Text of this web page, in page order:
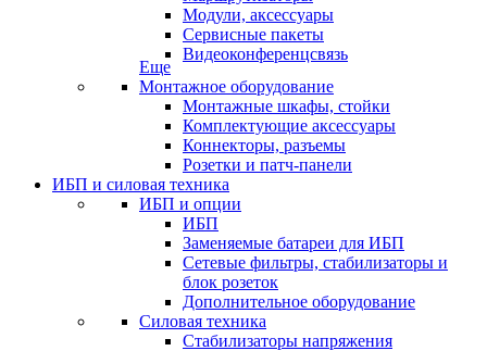
Модули, аксессуары
Сервисные пакеты
Видеоконференцсвязь
Еще
Монтажное оборудование
Монтажные шкафы, стойки
Комплектующие аксессуары
Коннекторы, разъемы
Розетки и патч-панели
ИБП и силовая техника
ИБП и опции
ИБП
Заменяемые батареи для ИБП
Сетевые фильтры, стабилизаторы и
блок розеток
Дополнительное оборудование
Силовая техника
Стабилизаторы напряжения